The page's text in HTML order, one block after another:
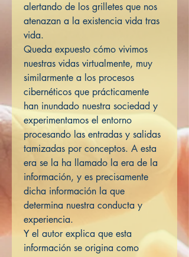
alertando de los grilletes que nos
atenazan a la existencia vida tras
vida.
Queda expuesto cómo vivimos
nuestras vidas virtualmente, muy
similarmente a los procesos
cibernéticos que prácticamente
han inundado nuestra sociedad y
experimentamos el entorno
procesando las entradas y salidas
tamizadas por conceptos. A esta
era se la ha llamado la era de la
información, y es precisamente
dicha información la que
determina nuestra conducta y
experiencia.
Y el autor explica que esta
información se origina como